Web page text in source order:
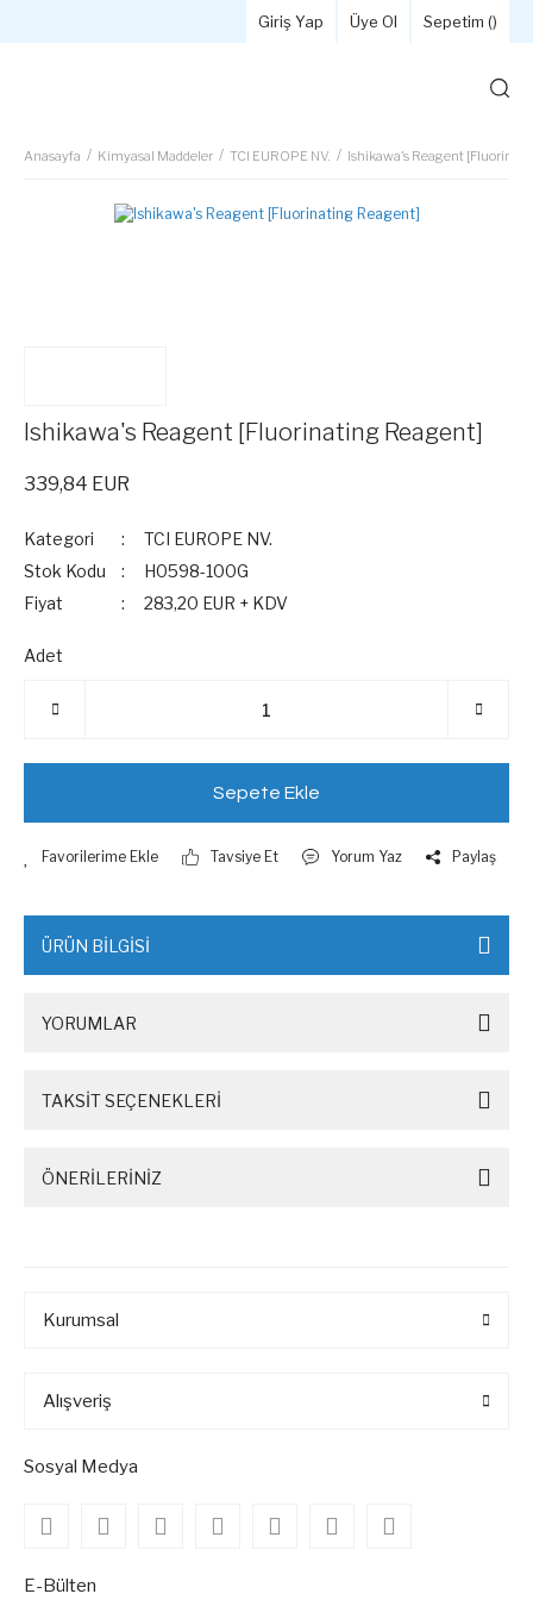
Giriş Yap Üye Ol Sepetim ()
Anasayfa Kimyasal Maddeler TCI EUROPE NV. Ishikawa's Reagent
Ishikawa's Reagent [Fluorinating Reagent]
339,84 EUR
Kategori
TCI EUROPE NV.
Stok Kodu
H0598-100G
Fiyat
283,20 EUR + KDV
Adet
Sepete Ekle
Tavsiye Et Yorum Yaz Paylaş
ÜRÜN BİLGİSİ
YORUMLAR
TAKSİT SEÇENEKLERİ
ÖNERİLERİNİZ
Kurumsal
Alışveriş
Sosyal Medya
E-Bülten